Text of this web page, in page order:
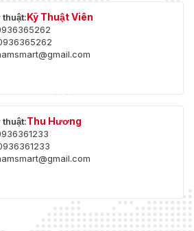
Kỹ Thuật Viên
Thu Hương